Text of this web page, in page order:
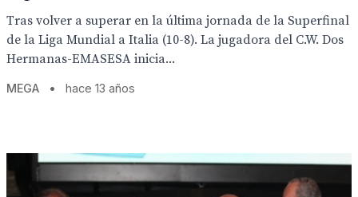
Tras volver a superar en la última jornada de la Superfinal
de la Liga Mundial a Italia (10-8). La jugadora del C.W. Dos
Hermanas-EMASESA inicia...
MEGA • hace 13 años